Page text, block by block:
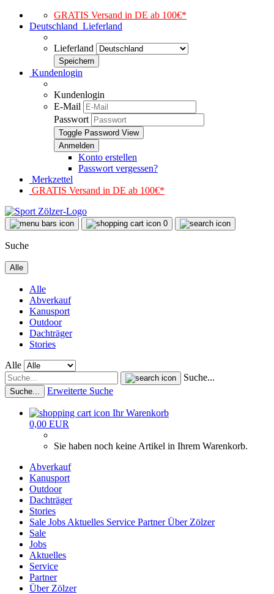
GRATIS Versand in DE ab 100€*
Deutschland Lieferland
Lieferland
Kundenlogin
Kundenlogin
E-Mail
Passwort
Toggle Password View
Konto erstellen
Passwort vergessen?
Merkzettel
GRATIS Versand in DE ab 100€*
0
Suche
Alle
Alle
Abverkauf
Kanusport
Outdoor
Dachträger
Stories
Alle
Suche...
Suche... Erweiterte Suche
Ihr Warenkorb
0,00 EUR
Sie haben noch keine Artikel in Ihrem Warenkorb.
Abverkauf
Kanusport
Outdoor
Dachträger
Stories
Sale Jobs Aktuelles Service PartnerÜber Zölzer
Sale
Jobs
Aktuelles
Service
Partner
Über Zölzer